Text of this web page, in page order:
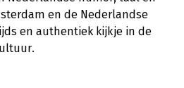
en de Nederlandse
en authentiek kijkje in de